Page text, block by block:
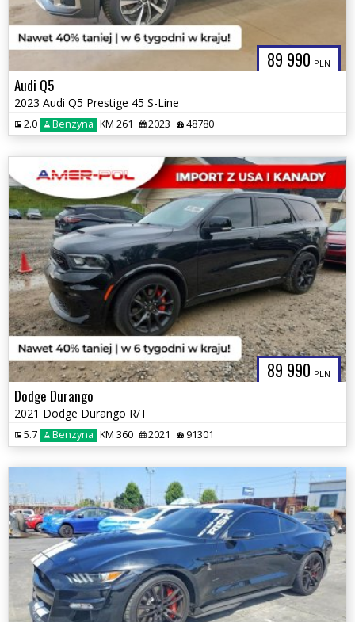
89 990 PLN
Audi Q5
2023 Audi Q5 Prestige 45 S-Line
2.0 Benzyna KM 261 2023 48780
89 990 PLN
Dodge Durango
2021 Dodge Durango R/T
5.7 Benzyna KM 360 2021 91301